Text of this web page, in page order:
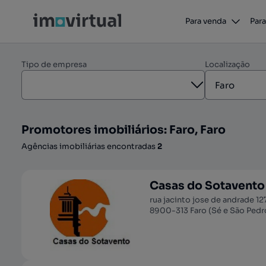
Para venda
Tipo de empresa
Aberto
Localização
Promotores imobiliários: Faro, Faro
Agências imobiliárias encontradas2
Casas do Sotavento
rua jacinto jose de andrade
8900-313 Faro (Sé e São